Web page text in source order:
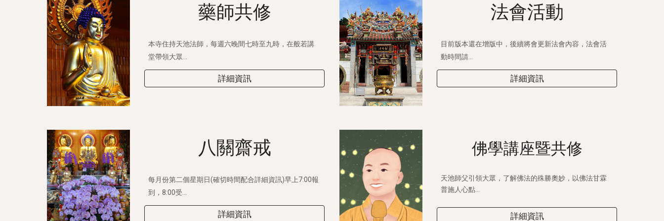
藥師共修
本寺住持天池法師，每週六晚間七時至九時，在般若講
堂帶領大眾...
詳細資訊
法會活動
目前版本還在增版中，後續將會更新法會內容，法會活
動時間請...
詳細資訊
八關齋戒
每月份第二個星期日(確切時間配合詳細資訊)早上7:00報
到，8:00受...
詳細資訊
佛學講座暨共修
天池師父引領大眾，了解佛法的殊勝奧妙，以佛法甘霖
普施人心點...
詳細資訊